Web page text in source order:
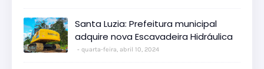
Santa Luzia: Prefeitura municipal
adquire nova Escavadeira Hidráulica
quarta-feira, abril 10, 2024